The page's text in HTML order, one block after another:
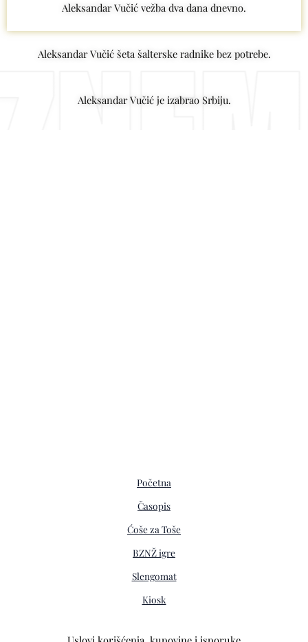
Aleksandar Vučić vežba dva dana dnevno.
Aleksandar Vučić šeta šalterske radnike bez potrebe.
Aleksandar Vučić je izabrao Srbiju.
Početna
Časopis
Ćoše za Toše
BZNŽ igre
Slengomat
Kiosk